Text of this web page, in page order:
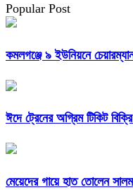
Popular Post
কমলগঞ্জে ৯ ইউনিয়নে
ঈদে ট্রেনের অগ্রিম টিকিট
মেয়েদের গায়ে হাত তোলেন